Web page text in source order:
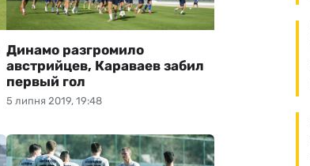
5 липня 2019, 19:48
Динамо разгромило
австрийцев, Караваев забил
первый гол